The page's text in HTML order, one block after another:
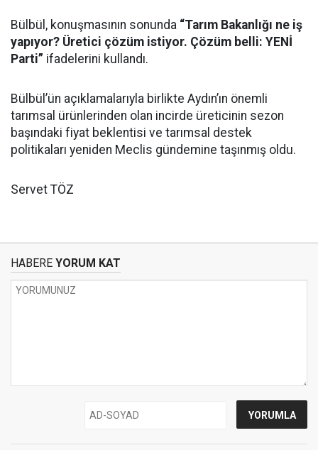
Bülbül, konuşmasının sonunda “Tarım Bakanlığı ne iş
yapıyor? Üretici çözüm istiyor. Çözüm belli: YENİ
Parti” ifadelerini kullandı.
Bülbül’ün açıklamalarıyla birlikte Aydın’ın önemli
tarımsal ürünlerinden olan incirde üreticinin sezon
başındaki fiyat beklentisi ve tarımsal destek
politikaları yeniden Meclis gündemine taşınmış oldu.
Servet TÖZ
HABERE YORUM KAT